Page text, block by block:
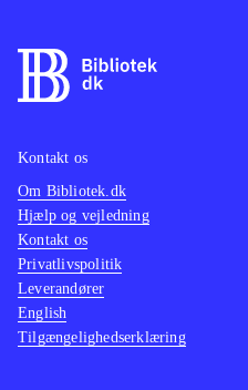
Kontakt os
Om Bibliotek.dk
Hjælp og vejledning
Kontakt os
Privatlivspolitik
Leverandører
English
Tilgængelighedserklæring